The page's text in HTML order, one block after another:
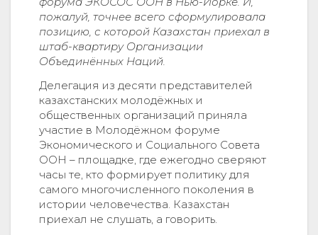
пожалуй, точнее всего сформулировала
позицию, с которой Казахстан приехал в
штаб-квартиру Организации
Объединённых Наций.
Делегация из десяти представителей
казахстанских молодёжных и
общественных организаций приняла
участие в Молодёжном форуме
Экономического и Социального Совета
ООН – площадке, где ежегодно сверяют
часы те, кто формирует политику для
самого многочисленного поколения в
истории человечества. Казахстан
приехал не слушать, а говорить.